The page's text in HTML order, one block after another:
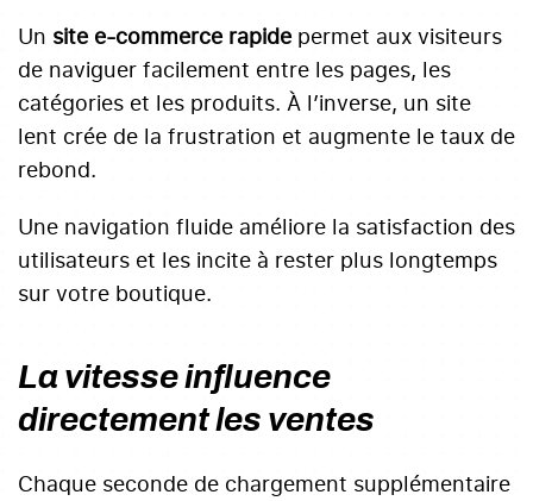
Un site e-commerce rapide permet aux visiteurs
de naviguer facilement entre les pages, les
catégories et les produits. À l’inverse, un site
lent crée de la frustration et augmente le taux de
rebond.
Une navigation fluide améliore la satisfaction des
utilisateurs et les incite à rester plus longtemps
sur votre boutique.
La vitesse influence
directement les ventes
Chaque seconde de chargement supplémentaire